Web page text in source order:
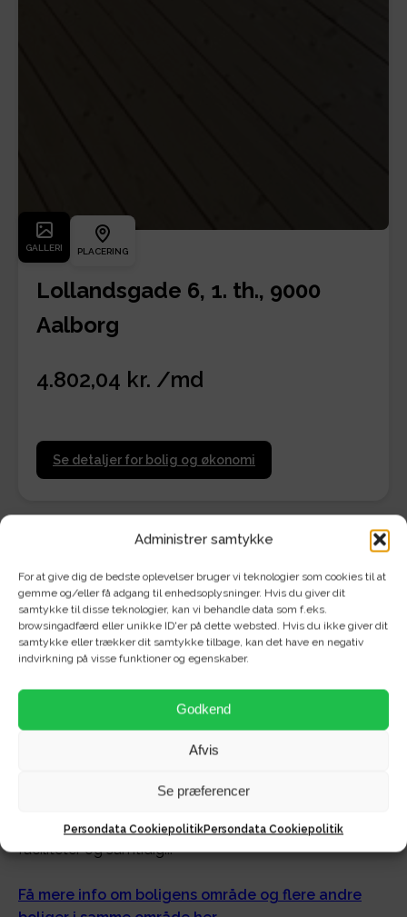
Administrer samtykke
For at give dig de bedste oplevelser bruger vi teknologier som cookies til at
gemme og/eller få adgang til enhedsoplysninger. Hvis du giver dit
samtykke til disse teknologier, kan vi behandle data som f.eks.
browsingadfærd eller unikke ID'er på dette websted. Hvis du ikke giver dit
samtykke eller trækker dit samtykke tilbage, kan det have en negativ
indvirkning på visse funktioner og egenskaber.
Godkend
Afvis
Se præferencer
Persondata CookiepolitikPersondata Cookiepolitik
GALLERI PLACERING
Lollandsgade 6, 1. th., 9000
Aalborg
4.802,04 kr. /md
Se detaljer for bolig og økonomi
Om området -
Øgadekvarteret
Velkommen til Ø-gaden i Aalborg – En
Ø-gaden er hjertet af Aalborg, en livlig og pulserende
bekvemmeligheder, kulturelle oplevelser og rekreative
områder. At bo her er at omfavne bylivet med alle dets
faciliteter og samtidig...
Få mere info om boligens område og flere andre